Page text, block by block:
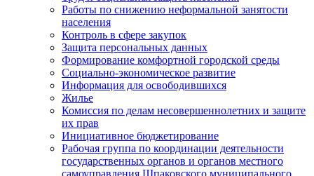
Работы по снижению неформальной занятости
населения
Контроль в сфере закупок
Защита персональных данных
Формирование комфортной городской среды
Социально-экономическое развитие
Информация для освободившихся
Жилье
Комиссия по делам несовершеннолетних и защите
их прав
Инициативное бюджетирование
Рабочая группа по координации деятельности
государственных органов и органов местного